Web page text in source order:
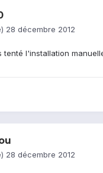
28 décembre 2012
tenté l'installation
28 décembre 2012